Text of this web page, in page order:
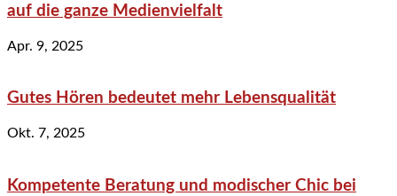
auf die ganze Medienvielfalt
Apr. 9, 2025
Gutes Hören bedeutet mehr Lebensqualität
Okt. 7, 2025
Kompetente Beratung und modischer Chic bei